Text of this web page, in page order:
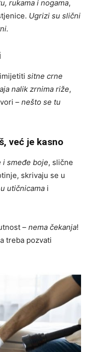
rukama i nogama,
Ugrizi su slični
sitne crne
nalik zrnima riže,
– nešto se tu
već je kasno
i smeđe boje, slične
skrivaju se u
utičnicama i
– nema čekanja!
treba pozvati